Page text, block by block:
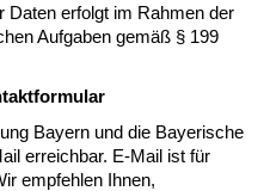
Daten erfolgt im Rahmen der
Aufgaben gemäß § 199
Bayern und die Bayerische
erreichbar. E-Mail ist für
empfehlen Ihnen,